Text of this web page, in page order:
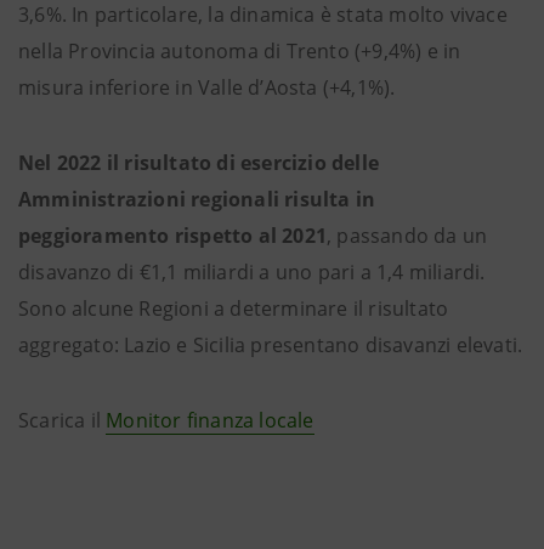
3,6%. In particolare, la dinamica è stata molto vivace
nella Provincia autonoma di Trento (+9,4%) e in
misura inferiore in Valle d’Aosta (+4,1%).
Nel 2022 il risultato di esercizio delle
Amministrazioni regionali risulta in
peggioramento rispetto al 2021, passando da un
disavanzo di €1,1 miliardi a uno pari a 1,4 miliardi.
Sono alcune Regioni a determinare il risultato
aggregato: Lazio e Sicilia presentano disavanzi elevati.
Scarica il Monitor finanza locale